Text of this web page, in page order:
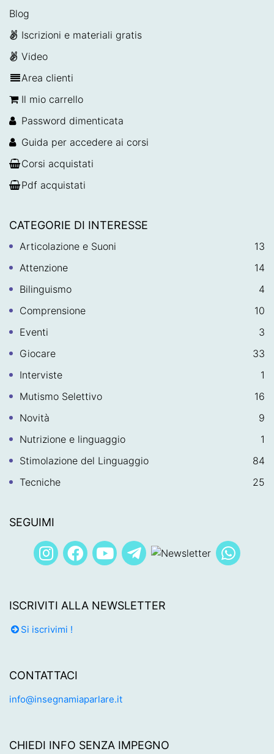
Blog
Iscrizioni e materiali gratis
Video
Area clienti
Il mio carrello
Password dimenticata
Guida per accedere ai corsi
Corsi acquistati
Pdf acquistati
CATEGORIE DI INTERESSE
Articolazione e Suoni
13
Attenzione
14
Bilinguismo
4
Comprensione
10
Eventi
3
Giocare
33
Interviste
1
Mutismo Selettivo
16
Novità
9
Nutrizione e linguaggio
1
Stimolazione del Linguaggio
84
Tecniche
25
SEGUIMI
ISCRIVITI ALLA NEWSLETTER
Si iscrivimi !
CONTATTACI
info@insegnamiaparlare.it
CHIEDI INFO SENZA IMPEGNO